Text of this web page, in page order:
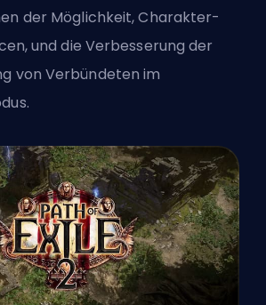
der Möglichkeit, Charakter-
und die Verbesserung der
von Verbündeten im